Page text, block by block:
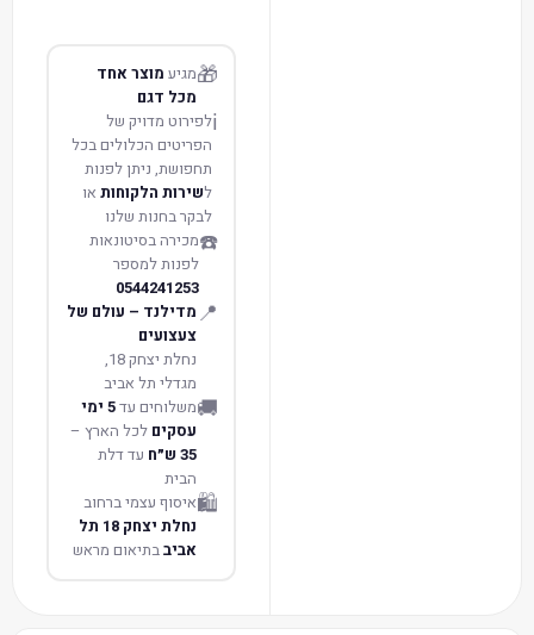
🎁מגיע מוצר אחד
מכל דגם
ℹ️לפירוט מדויק של
הפריטים הכלולים בכל
תחפושת, ניתן לפנות
לשירות הלקוחות או
לבקר בחנות שלנו
☎️מכירה בסיטונאות
לפנות למספר
0544241253
📍 מדילנד – עולם של
צעצועים
נחלת יצחק 18,
מגדלי תל אביב
🚚משלוחים עד 5 ימי
עסקים לכל הארץ –
35 ש״ח
עד דלת
הבית
🛍️איסוף עצמי ברחוב
נחלת יצחק 18 תל
אביבבתיאום מראש